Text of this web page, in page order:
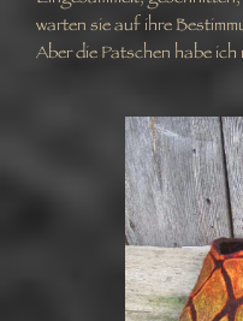
warten sie auf ihre
Aber die Patschen habe